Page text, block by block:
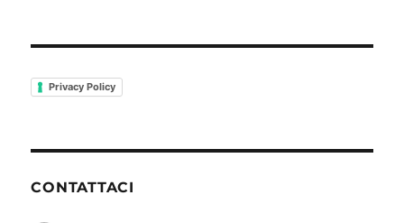
Privacy Policy
CONTATTACI